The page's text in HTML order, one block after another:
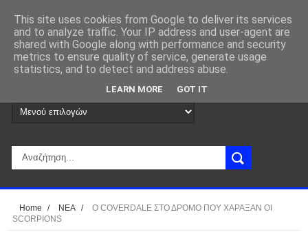
Home / ΝΕΑ /
O COVERDALE ΣΤΟ ΔΡΟΜΟ ΠΟΥ ΧΑΡΑΞΑΝ ΟΙ
SCORPIONS
This site uses cookies from Google to deliver its services
and to analyze traffic. Your IP address and user-agent are
shared with Google along with performance and security
metrics to ensure quality of service, generate usage
statistics, and to detect and address abuse.
LEARN MORE GOT IT